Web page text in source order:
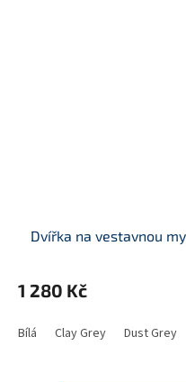
Dvířka na vestavnou
1 280 Kč
Bílá Clay Grey Dust Grey